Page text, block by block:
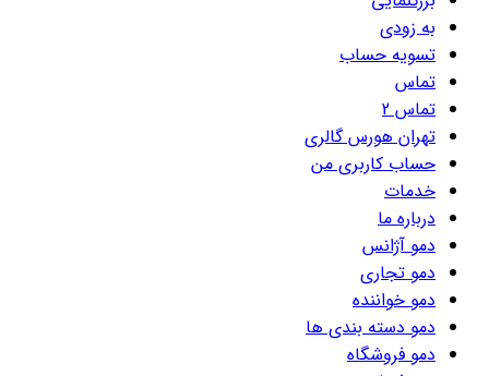
به زودی
تسویه حساب
تماس
تماس 2
تهران هورس گالری
حساب کاربری من
خدمات
درباره ما
دمو آژانس
دمو تجاری
دمو خواننده
دمو دسته بندی ها
دمو فروشگاه